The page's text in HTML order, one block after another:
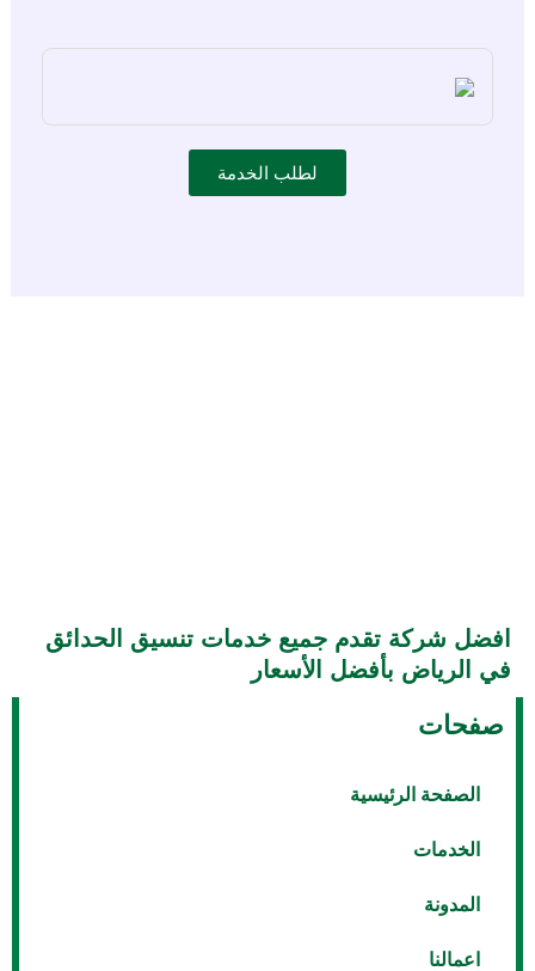
لطلب الخدمة
افضل شركة تقدم جميع خدمات تنسيق الحدائق
في الرياض بأفضل الأسعار
صفحات
الصفحة الرئيسية
الخدمات
المدونة
اعمالنا